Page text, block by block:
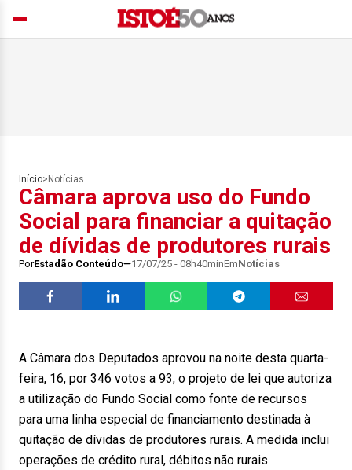
Início> Notícias
Câmara aprova uso do Fundo
Social para financiar a quitação
de dívidas de produtores rurais
PorEstadão Conteúdo 17/07/25 - 08h40minEmNotícias
A Câmara dos Deputados aprovou na noite desta quarta-
feira, 16, por 346 votos a 93, o projeto de lei que autoriza
a utilização do Fundo Social como fonte de recursos
para uma linha especial de financiamento destinada à
quitação de dívidas de produtores rurais. A medida inclui
operações de crédito rural, débitos não rurais